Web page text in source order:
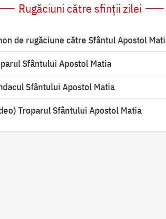
Rugăciuni către sfinții zilei
de rugăciune către Sfântul Apostol
Sfântului Apostol Matia
Sfântului Apostol Matia
Troparul Sfântului Apostol Matia